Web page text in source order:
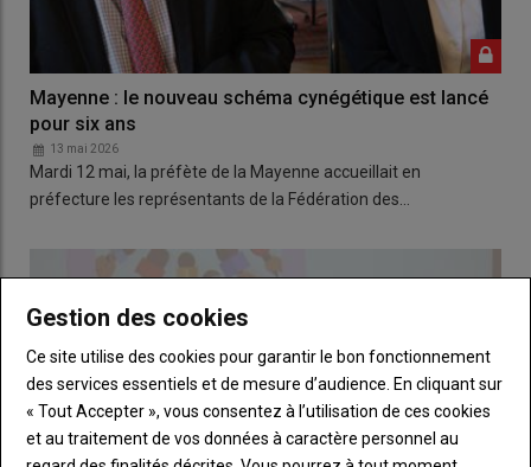
Mayenne : le nouveau schéma cynégétique est lancé
pour six ans
13 mai 2026
Mardi 12 mai, la préfète de la Mayenne accueillait en
préfecture les représentants de la Fédération des…
Gestion des cookies
Ce site utilise des cookies pour garantir le bon fonctionnement
des services essentiels et de mesure d’audience. En cliquant sur
« Tout Accepter », vous consentez à l’utilisation de ces cookies
et au traitement de vos données à caractère personnel au